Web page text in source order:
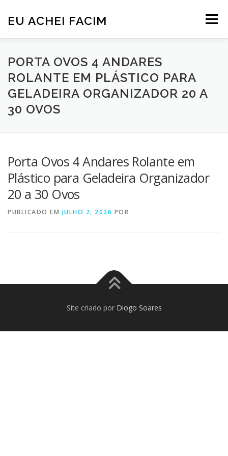
EU ACHEI FACIM Menu
PORTA OVOS 4 ANDARES
ROLANTE EM PLÁSTICO PARA
GELADEIRA ORGANIZADOR 20 A
30 OVOS
Porta Ovos 4 Andares Rolante em
Plástico para Geladeira Organizador
20 a 30 Ovos
PUBLICADO EM JULHO 2, 2026 POR
Site criado por Diogo Soares